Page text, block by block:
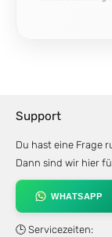
Support
Du hast eine Frage
Dann sind wir hier
WHATSAPP
🕒 Servicezeiten: